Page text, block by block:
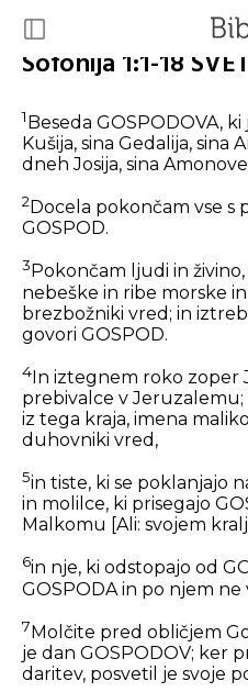
Sofonija 1:1-18
1Beseda GOSPODOVA,
Kušija, sina Gedalija, sina
dneh Josija, sina
2 Docela pokončam vse s
GOSPOD.
3 Pokončam ljudi in
nebeške in ribe morske
brezbožniki vred; in
govori GOSPOD.
4In iztegnem roko zoper
prebivalce v
iz tega kraja, imena
duhovniki vred,
5in tiste, ki se poklanjajo
in molilce, ki prisegajo
Malkomu [Ali: svojem
6in nje, ki odstopajo od
GOSPODA in po njem ne
7Molčite pred obličjem
je dan GOSPODOV; ker
daritev, posvetil je svoje